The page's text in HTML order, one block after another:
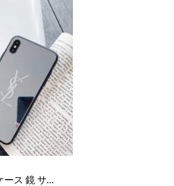
ハイブランド iphone ケース 鏡 サン ローラン iphone12pro/12pro max ミラー ケース おしゃれ dior アイフォン12/11pro/xs max カバー パロディ シャネル風 iphonexs/xr/se ケース ペア シンプル